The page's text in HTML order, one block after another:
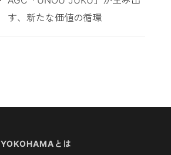
す、新たな価値の循環
とは